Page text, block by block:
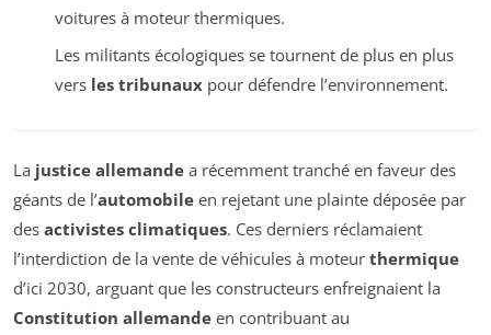
voitures à moteur thermiques.
Les militants écologiques se tournent de plus en plus
vers les tribunauxpour défendre l’environnement.
La justice allemande a récemment tranché en faveur des
géants de l’automobile en rejetant une plainte déposée par
des activistes climatiques. Ces derniers réclamaient
l’interdiction de la vente de véhicules à moteur thermique
d’ici 2030, arguant que les constructeurs enfreignaient la
Constitution allemande en contribuant au